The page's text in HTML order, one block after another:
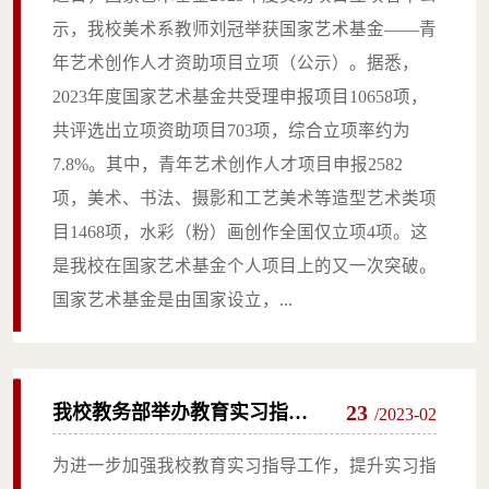
青年艺术创作人才资助项目立
项
示，我校美术系教师刘冠举获国家艺术基金——青
年艺术创作人才资助项目立项（公示）。据悉，
2023年度国家艺术基金共受理申报项目10658项，
共评选出立项资助项目703项，综合立项率约为
7.8%。其中，青年艺术创作人才项目申报2582
项，美术、书法、摄影和工艺美术等造型艺术类项
目1468项，水彩（粉）画创作全国仅立项4项。这
是我校在国家艺术基金个人项目上的又一次突破。
国家艺术基金是由国家设立，...
我校教务部举办教育实习指导
教师座谈会
23 /2023-02
为进一步加强我校教育实习指导工作，提升实习指